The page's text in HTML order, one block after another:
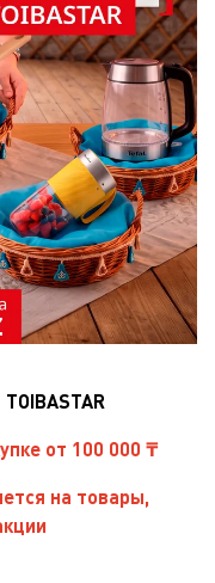
TOIBASTAR
от 100 000 ₸
на товары,